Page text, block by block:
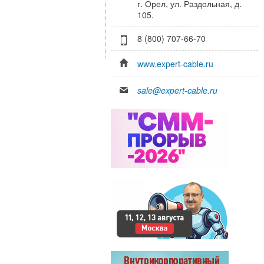
г. Орел, ул. Раздольная, д.
105.
8 (800) 707-66-70
www.expert-cable.ru
sale@expert-cable.ru